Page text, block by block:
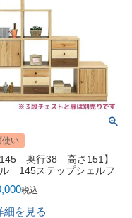
使い
145 奥行38 高さ151】
145ステップシェルフ
税込
細を見る